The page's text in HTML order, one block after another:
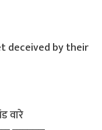
deceived by their
वारे